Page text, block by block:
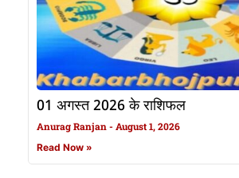
01 अगस्त 2026 के राशिफल
Anurag Ranjan August 1, 2026
Read Now »